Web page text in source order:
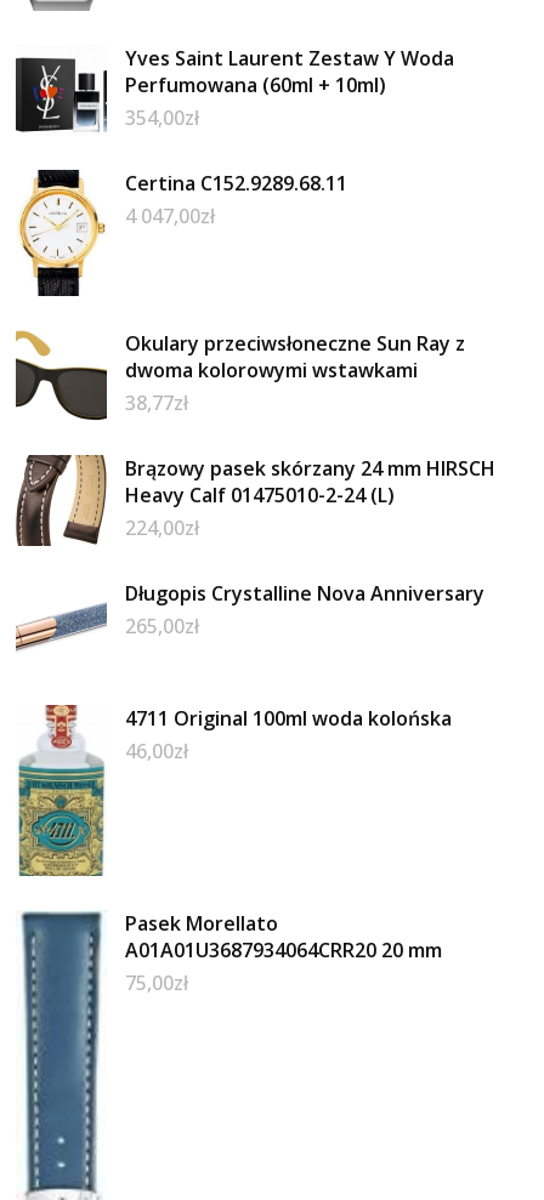
Yves Saint Laurent Zestaw Y Woda
Perfumowana (60ml + 10ml)
354,00zł
Certina C152.9289.68.11
4 047,00zł
Okulary przeciwsłoneczne Sun Ray z
dwoma kolorowymi wstawkami
38,77zł
Brązowy pasek skórzany 24 mm HIRSCH
Heavy Calf 01475010-2-24 (L)
224,00zł
Długopis Crystalline Nova Anniversary
265,00zł
4711 Original 100ml woda kolońska
46,00zł
Pasek Morellato
A01A01U3687934064CRR20 20 mm
75,00zł